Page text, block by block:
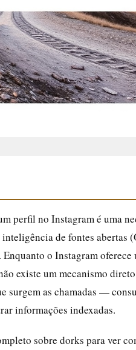
perfil no Instagram é uma
de fontes abertas
o Instagram oferece
existe um mecanismo
surgem as chamadas —
informações indexadas.
sobre dorks para ver